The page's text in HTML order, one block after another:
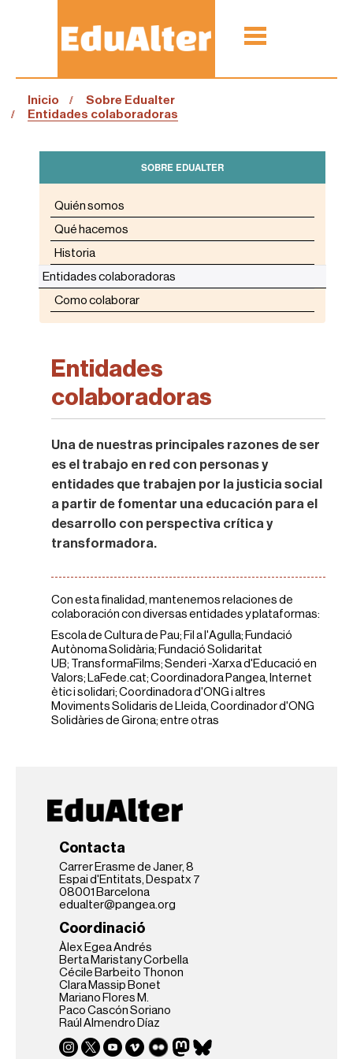
Inicio
Sobre Edualter
Entidades colaboradoras
SOBRE EDUALTER
Quién somos
Qué hacemos
Historia
Entidades colaboradoras
Como colaborar
Entidades
colaboradoras
Una de nuestras principales razones de ser
es el trabajo en red con personas y
entidades que trabajen por la justicia social
a partir de fomentar una educación para el
desarrollo con perspectiva crítica y
transformadora.
Con esta finalidad, mantenemos relaciones de
colaboración con diversas entidades y plataformas:
Escola de Cultura de Pau; Fil a l'Agulla; Fundació
Autònoma Solidària; Fundació Solidaritat
UB; TransformaFilms; Senderi -Xarxa d'Educació en
Valors; LaFede.cat; Coordinadora Pangea, Internet
ètic i solidari; Coordinadora d'ONG i altres
Moviments Solidaris de Lleida, Coordinador d'ONG
Solidàries de Girona; entre otras
Contacta
Carrer Erasme de Janer, 8
Espai d'Entitats, Despatx 7
08001 Barcelona
edualter@pangea.org
Coordinació
Àlex Egea Andrés
Berta Maristany Corbella
Cécile Barbeito Thonon
Clara Massip Bonet
Mariano Flores M.
Paco Cascón Soriano
Raúl Almendro Díaz